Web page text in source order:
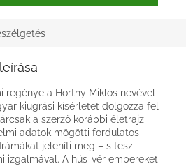
regénye a Horthy Miklós nevével
kiugrási kísérletet dolgozza fel
a szerző korábbi életrajzi
adatok mögötti fordulatos
jeleníti meg – s teszi
izgalmával. A hús-vér embereket